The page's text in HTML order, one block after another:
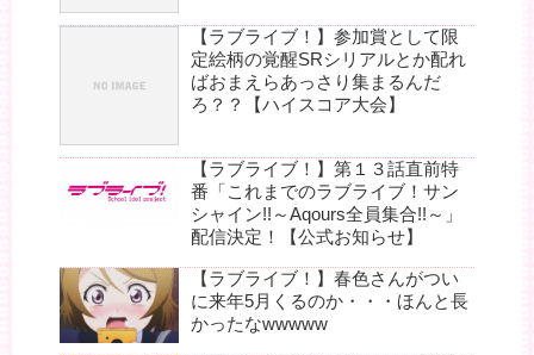
【ラブライブ！】参加賞として限
定絵柄の覚醒SRシリアルとか配れ
ばおまえらあっさり集まるんだ
ろ？？【ハイスコア大会】
【ラブライブ！】第１３話直前特
番「これまでのラブライブ！サン
シャイン!!～Aqours全員集合!!～」
配信決定！【公式お知らせ】
【ラブライブ！】春色さんがつい
に来年5月くるのか・・・ほんと長
かったなwwwww